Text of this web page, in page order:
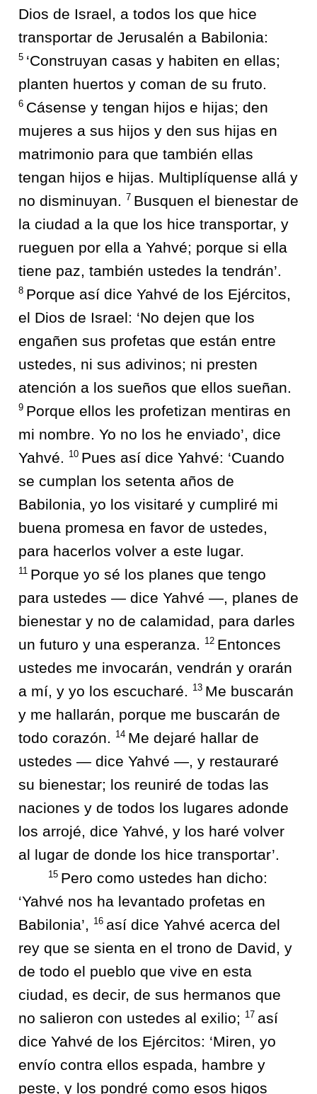
Dios de Israel, a todos los que hice
transportar de Jerusalén a Babilonia:
5 ‘Construyan casas y habiten en ellas;
planten huertos y coman de su fruto.
6 Cásense y tengan hijos e hijas; den
mujeres a sus hijos y den sus hijas en
matrimonio para que también ellas
tengan hijos e hijas. Multiplíquense allá y
no disminuyan.
7 Busquen el bienestar de
la ciudad a la que los hice transportar, y
rueguen por ella a Yahvé; porque si ella
tiene paz, también ustedes la tendrán’.
8 Porque así dice Yahvé de los Ejércitos,
el Dios de Israel: ‘No dejen que los
engañen sus profetas que están entre
ustedes, ni sus adivinos; ni presten
atención a los sueños que ellos sueñan.
9 Porque ellos les profetizan mentiras en
mi nombre. Yo no los he enviado’, dice
Yahvé.
10 Pues así dice Yahvé: ‘Cuando
se cumplan los setenta años de
Babilonia, yo los visitaré y cumpliré mi
buena promesa en favor de ustedes,
para hacerlos volver a este lugar.
11 Porque yo sé los planes que tengo
para ustedes — dice Yahvé —, planes de
bienestar y no de calamidad, para darles
un futuro y una esperanza.
12 Entonces
ustedes me invocarán, vendrán y orarán
a mí, y yo los escucharé.
13 Me buscarán
y me hallarán, porque me buscarán de
todo corazón.
14 Me dejaré hallar de
ustedes — dice Yahvé —, y restauraré
su bienestar; los reuniré de todas las
naciones y de todos los lugares adonde
los arrojé, dice Yahvé, y los haré volver
al lugar de donde los hice transportar’.
15 Pero como ustedes han dicho:
‘Yahvé nos ha levantado profetas en
Babilonia’,
16 así dice Yahvé acerca del
rey que se sienta en el trono de David, y
de todo el pueblo que vive en esta
ciudad, es decir, de sus hermanos que
no salieron con ustedes al exilio;
17 así
dice Yahvé de los Ejércitos: ‘Miren, yo
envío contra ellos espada, hambre y
peste, y los pondré como esos higos